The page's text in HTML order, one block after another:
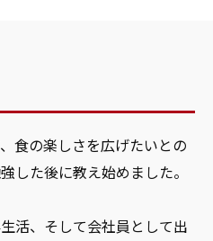
食の楽しさを広げたいとの
した後に教え始めました。
活、そして会社員として出